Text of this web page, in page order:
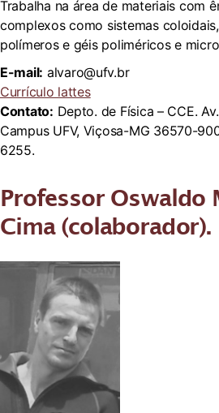
Trabalha na área de materiais com
complexos como sistemas
polímeros e géis poliméricos e
E-mail: alvaro@ufv.br
Currículo lattes
Contato: Depto. de Física – CCE.
Campus UFV, Viçosa-MG 36570-
6255.
Professor Oswaldo
Cima (colaborador).